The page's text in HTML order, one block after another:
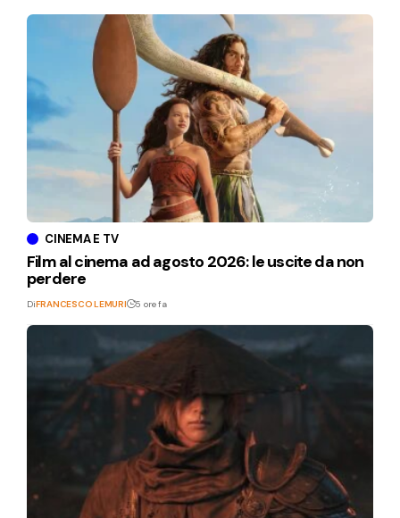
CINEMA E TV
Film al cinema ad agosto 2026: le uscite da non
perdere
DiFRANCESCO LEMURI 5 ore fa